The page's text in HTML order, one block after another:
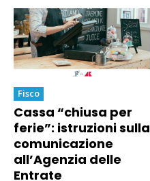
Fisco
Cassa “chiusa per
ferie”: istruzioni sulla
comunicazione
all’Agenzia delle
Entrate